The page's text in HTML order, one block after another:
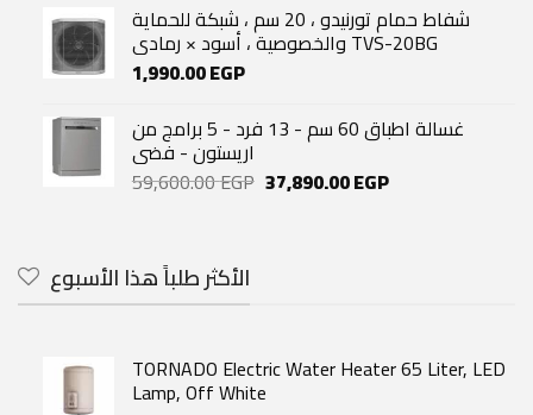
شفاط حمام تورنيدو ، 20 سم ، شبكة للحماية
والخصوصية ، أسود × رمادي TVS-20BG
1,990.00EGP
غسالة اطباق 60 سم - 13 فرد - 5 برامج من
اريستون - فضى
59,600.00EGP Original
37,890.00EGPCurrent
الأكثر طلباً هذا الأسبوع
TORNADO Electric Water Heater 65 Liter, LED
Lamp, Off White